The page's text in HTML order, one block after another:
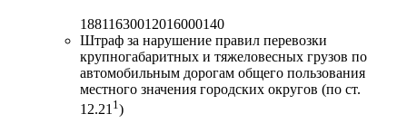
18811630012016000140
Штраф за нарушение правил перевозки
крупногабаритных и тяжеловесных грузов по
автомобильным дорогам общего пользования
местного значения городских округов (по ст.
12.21 1 )